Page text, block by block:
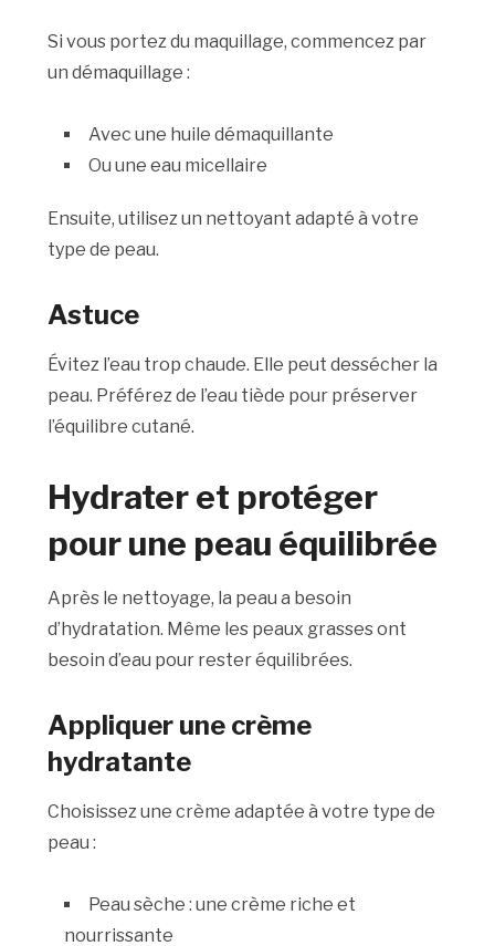
Si vous portez du maquillage, commencez par
un démaquillage :
Avec une huile démaquillante
Ou une eau micellaire
Ensuite, utilisez un nettoyant adapté à votre
type de peau.
Astuce
Évitez l’eau trop chaude. Elle peut dessécher la
peau. Préférez de l’eau tiède pour préserver
l’équilibre cutané.
Hydrater et protéger
pour une peau équilibrée
Après le nettoyage, la peau a besoin
d’hydratation. Même les peaux grasses ont
besoin d’eau pour rester équilibrées.
Appliquer une crème
hydratante
Choisissez une crème adaptée à votre type de
peau :
Peau sèche : une crème riche et
nourrissante